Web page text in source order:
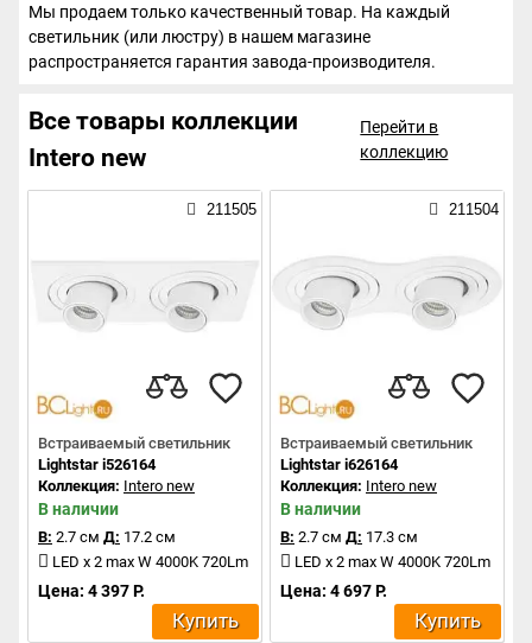
Мы продаем только качественный товар. На каждый
светильник (или люстру) в нашем магазине
распространяется гарантия завода-производителя.
Все товары коллекции
Intero new
Перейти в
коллекцию
211505
Встраиваемый светильник
Lightstar i526164
Коллекция: Intero new
В наличии
В: 2.7 см Д: 17.2 см
LED x 2 max W 4000K 720Lm
Цена: 4 397 Р.
Купить
211504
Встраиваемый светильник
Lightstar i626164
Коллекция: Intero new
В наличии
В: 2.7 см Д: 17.3 см
LED x 2 max W 4000K 720Lm
Цена: 4 697 Р.
Купить